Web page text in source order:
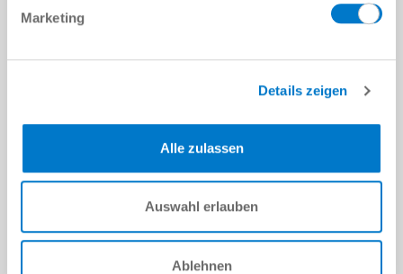
Marketing
Details zeigen
Alle zulassen
Auswahl erlauben
Ablehnen
을 읽었으며 이에 동의합니다.*
기술 데이터